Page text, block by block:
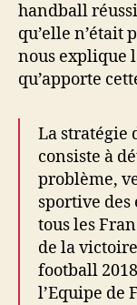
handball
qu’elle n’était
nous explique
qu’apporte
La stratégie
consiste à
problème,
sportive
tous les
de la
football
l’Equipe de